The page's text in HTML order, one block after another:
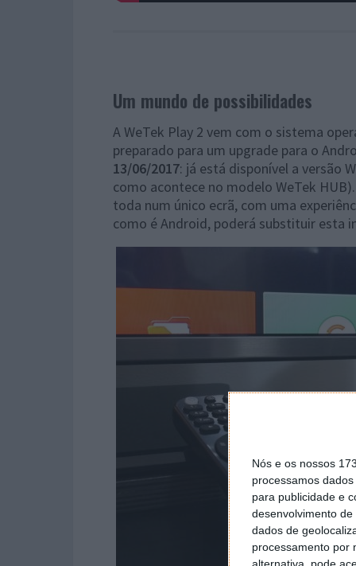
Nós e os nossos
processamos
para publicidade e
desenvolvimento de
dados de
processamento por
Um mundo de possibilidades
A WeTek Play 2 vem com o sistema
preparado para um upgrade para o
13/06/2017: já está disponível a versão
como acontece no modelo WeTek
toda num único ecrã, com uma
como é Android, poderá substituir esta